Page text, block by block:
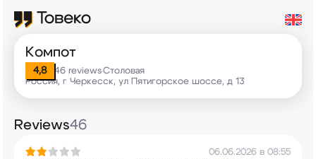
Компот
4,8 46 reviews•Столовая
Россия, г Черкесск, ул Пятигорское шоссе, д 13
Reviews46
06.06.2026 в 08:55